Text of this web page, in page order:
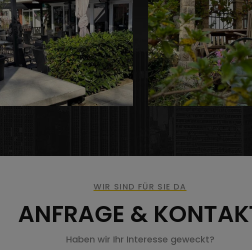
WIR SIND FÜR SIE DA
ANFRAGE &
Haben wir Ihr Interesse geweckt?